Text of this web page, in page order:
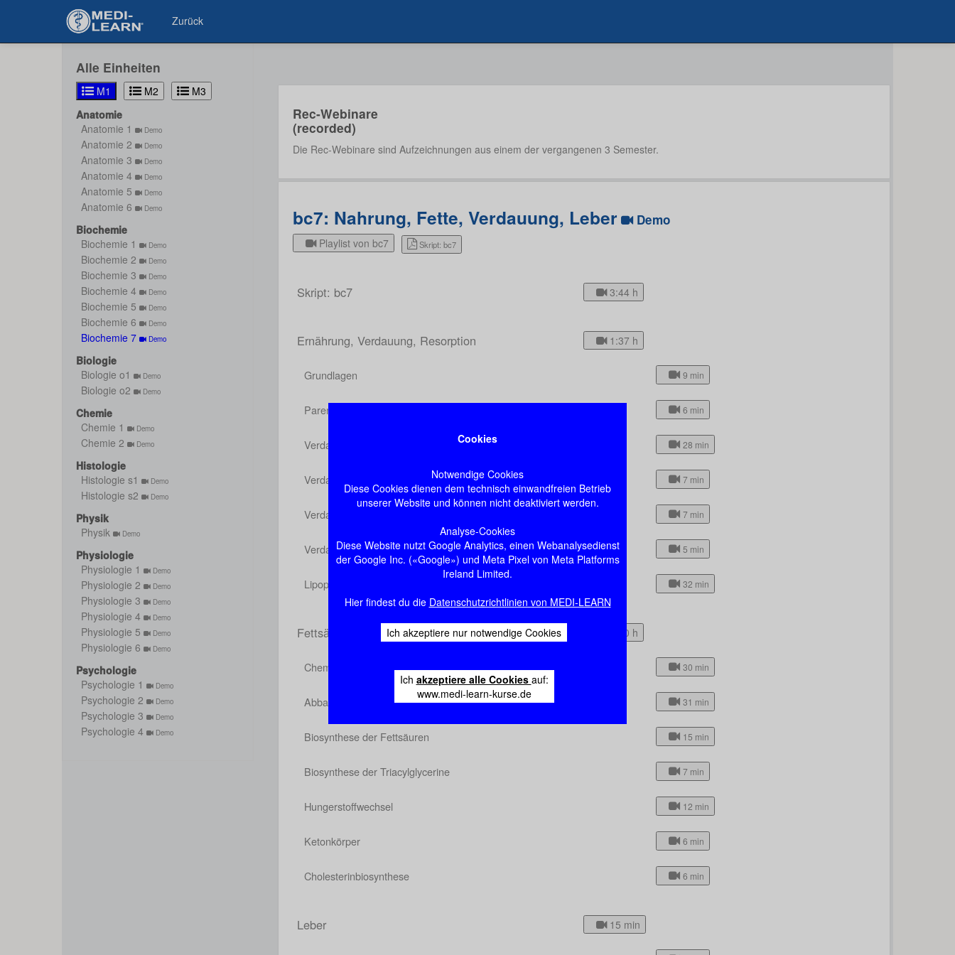
Cookies
Notwendige Cookies
Diese Cookies dienen dem technisch einwandfreien Betrieb
unserer Website und können nicht deaktiviert werden.
Analyse-Cookies
Diese Website nutzt Google Analytics, einen Webanalysedienst
der Google Inc. («Google») und Meta Pixel von Meta Platforms
Ireland Limited.
Hier findest du die Datenschutzrichtlinien von MEDI-LEARN
Ich akzeptiere nur notwendige Cookies
Ich akzeptiere alle Cookies auf:
www.medi-learn-kurse.de
Zurück
Alle Einheiten
M1 M2
M3
Anatomie
Anatomie 1
Demo
Anatomie 2 Demo
Anatomie 3 Demo
Anatomie 4 Demo
Anatomie 5 Demo
Anatomie 6 Demo
Biochemie
Biochemie 1
Demo
Biochemie 2 Demo
Biochemie 3 Demo
Biochemie 4 Demo
Biochemie 5 Demo
Biochemie 6 Demo
Biochemie 7 Demo
Biologie
Biologie o1
Demo
Biologie o2 Demo
Chemie
Chemie 1
Demo
Chemie 2 Demo
Histologie
Histologie s1
Demo
Histologie s2 Demo
Physik
Physik
Demo
Physiologie
Physiologie 1
Demo
Physiologie 2 Demo
Physiologie 3 Demo
Physiologie 4 Demo
Physiologie 5 Demo
Physiologie 6 Demo
Psychologie
Psychologie 1
Demo
Psychologie 2 Demo
Psychologie 3 Demo
Psychologie 4 Demo
Rec-Webinare
(recorded)
Die Rec-Webinare sind Aufzeichnungen aus einem der vergangenen 3 Semester.
bc7: Nahrung, Fette, Verdauung, Leber Demo
Playlist von bc7 Skript: bc7
Skript: bc7 3:44 h
Ernährung, Verdauung, Resorption 1:37 h
Grundlagen 9 min
Parenterale Ernährung 6 min
Verdauungssekrete 28 min
Verdauung der Kohlenhydrate 7 min
Verdauung der Proteine 7 min
Verdauung der Fette 5 min
Lipoproteine 32 min
Fettsäuren und Lipide 1:50 h
Chemie der Fettsäuren und Lipide 30 min
Abbau der Triacylglycerine und Fettsäuren 31 min
Biosynthese der Fettsäuren 15 min
Biosynthese der Triacylglycerine 7 min
Hungerstoffwechsel 12 min
Ketonkörper 6 min
Cholesterinbiosynthese 6 min
Leber 15 min